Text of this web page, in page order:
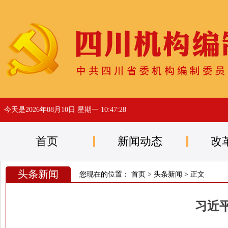
今天是2026年08月10日 星期一 10:47:29
首页 新闻动态 改
头条新闻 您现在的位置： 首页 > 头条新闻 > 正文
习近